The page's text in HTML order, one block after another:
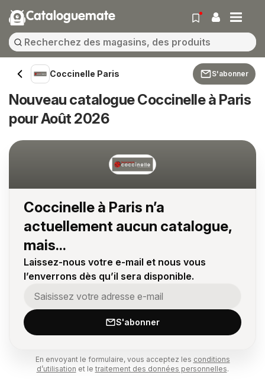
Cataloguemate
Coccinelle Paris S'abonner
Nouveau catalogue Coccinelle à Paris
pour Août 2026
Coccinelle à Paris n’a
actuellement aucun catalogue,
mais...
Laissez-nous votre e-mail et nous vous
l’enverrons dès qu’il sera disponible.
S'abonner
En envoyant le formulaire, vous acceptez les conditions
d’utilisation et le traitement des données personnelles.